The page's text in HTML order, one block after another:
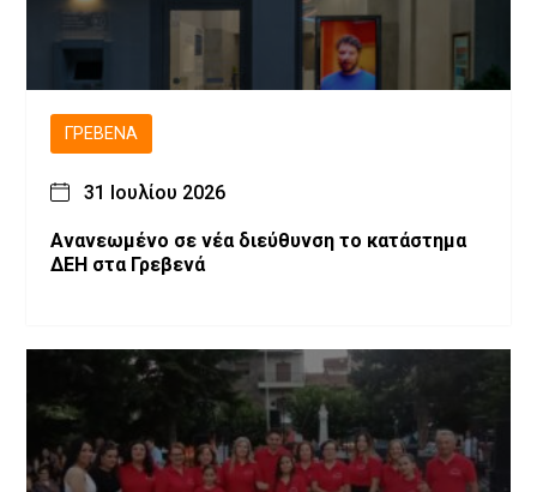
ΓΡΕΒΕΝΆ
31 Ιουλίου 2026
Ανανεωμένο σε νέα διεύθυνση το κατάστημα
ΔΕΗ στα Γρεβενά